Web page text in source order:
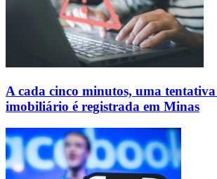
A cada cinco minutos, uma
imobiliário é registrada em Minas